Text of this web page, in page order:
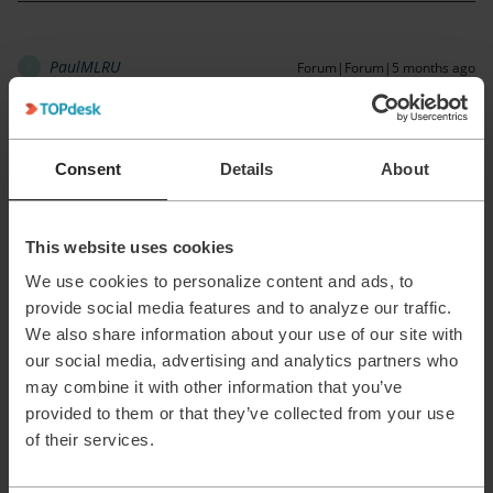
Consent Details About
This website uses cookies
We use cookies to personalize content and ads, to
provide social media features and to analyze our traffic.
We also share information about your use of our site with
our social media, advertising and analytics partners who
may combine it with other information that you’ve
provided to them or that they’ve collected from your use
of their services.
PaulMLRU Forum|Forum|5 months ago
Vraag vanuit on-premise klant. Geldigheid topdesk browser
automatische certificaten vernieuw tool geimplementeerd
worden?
2 people like this
R Ronald de Raat Forum|Forum|5 months ago
Vraag vanuit on-premise klant. Geldigheid topdesk browser